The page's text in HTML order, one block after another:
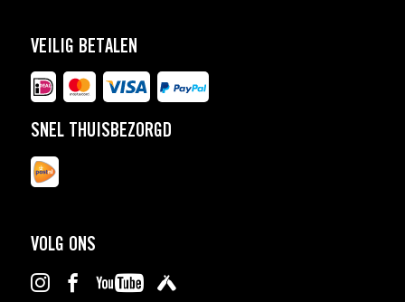
VEILIG BETALEN
SNEL THUISBEZORGD
VOLG ONS